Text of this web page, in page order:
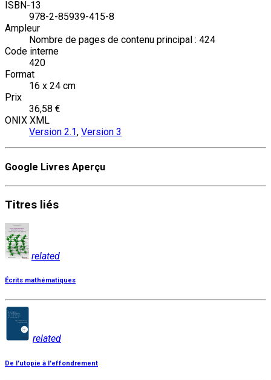
ISBN-13
978-2-85939-415-8
Ampleur
Nombre de pages de contenu principal : 424
Code interne
420
Format
16 x 24 cm
Prix
36,58 €
ONIX XML
Version 2.1, Version 3
Google Livres Aperçu
Titres liés
related
Écrits mathématiques
related
De l'utopie à l'effondrement